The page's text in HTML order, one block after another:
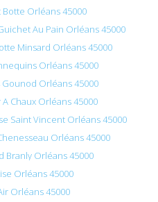
Orléans 45000
Au Pain Orléans 45000
Minsard Orléans 45000
Orléans 45000
Orléans 45000
Chaux Orléans 45000
Saint Vincent Orléans 45000
Orléans 45000
Branly Orléans 45000
Orléans 45000
Orléans 45000